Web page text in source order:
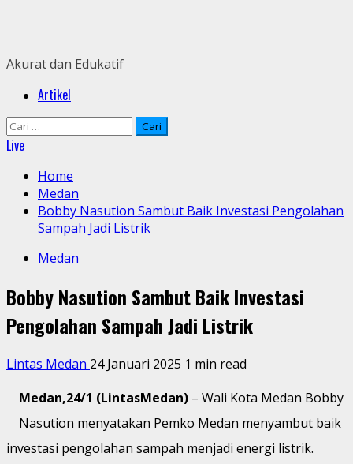
Akurat dan Edukatif
PrimaryArtikel
Cari
untuk:
Live
Home
Medan
Bobby Nasution Sambut Baik Investasi Pengolahan
Sampah Jadi Listrik
Medan
Bobby Nasution Sambut Baik Investasi
Pengolahan Sampah Jadi Listrik
Lintas Medan 24 Januari 2025 1 min read
Medan,24/1 (LintasMedan) – Wali Kota Medan Bobby
Nasution menyatakan Pemko Medan menyambut baik
investasi pengolahan sampah menjadi energi listrik.